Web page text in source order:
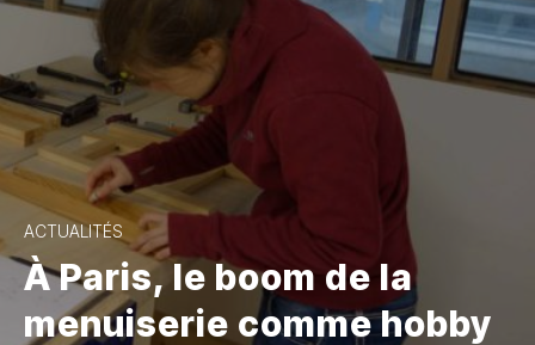
ACTUALITÉS
À Paris, le boom de la
menuiserie comme hobby